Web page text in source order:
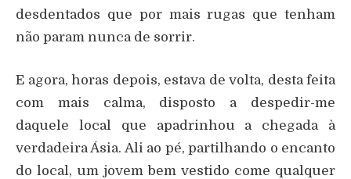
desdentados que por mais rugas que tenham
não param nunca de sorrir.
E agora, horas depois, estava de volta, desta feita
com mais calma, disposto a despedir-me
daquele local que apadrinhou a chegada à
verdadeira Ásia. Ali ao pé, partilhando o encanto
do local, um jovem bem vestido come qualquer